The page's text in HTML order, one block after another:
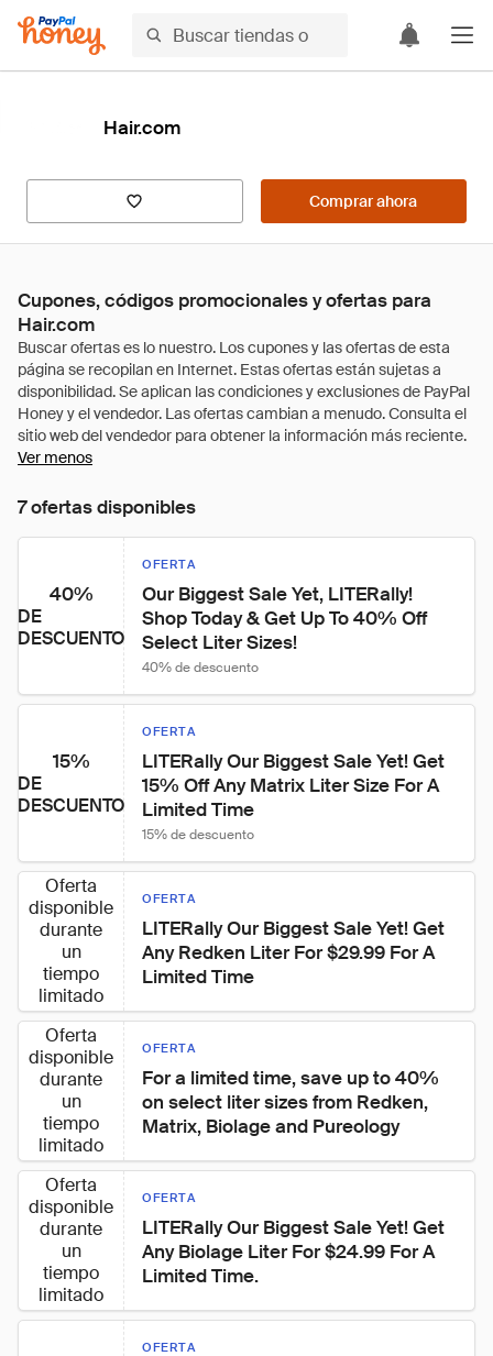
Hair.com
Comprar ahora
Cupones, códigos promocionales y ofertas para
Hair.com
Ver menos
7 ofertas disponibles
40%
DE
DESCUENTO
OFERTA
Our Biggest Sale Yet, LITERally!
Shop Today & Get Up To 40% Off
Select Liter Sizes!
40% de descuento
15%
DE
DESCUENTO
OFERTA
LITERally Our Biggest Sale Yet! Get
15% Off Any Matrix Liter Size For A
Limited Time
15% de descuento
Oferta
disponible
durante
un
tiempo
limitado
OFERTA
LITERally Our Biggest Sale Yet! Get
Any Redken Liter For $29.99 For A
Limited Time
Oferta
disponible
durante
un
tiempo
limitado
OFERTA
For a limited time, save up to 40%
on select liter sizes from Redken,
Matrix, Biolage and Pureology
Oferta
disponible
durante
un
tiempo
limitado
OFERTA
LITERally Our Biggest Sale Yet! Get
Any Biolage Liter For $24.99 For A
Limited Time.
OFERTA